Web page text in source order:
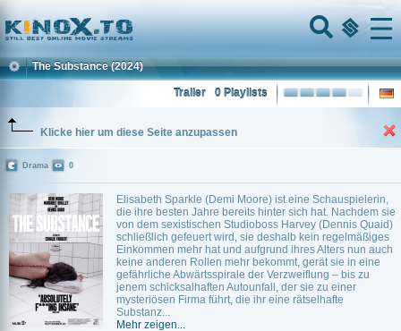
Home
Menu
The Substance (2024)
0 Playlists
Trailer
Klicke hier um diese Seite anzupassen
Elisabeth Sparkle (Demi Moore) ist eine Schauspielerin,
die ihre besten Jahre bereits hinter sich hat. Nachdem sie
von dem sexistischen Studioboss Harvey (Dennis Quaid)
schließlich gefeuert wird, sie deshalb kein regelmäßiges
Einkommen mehr hat und aufgrund ihres Alters nun auch
keine anderen Rollen mehr bekommt, gerät sie in eine
gefährliche Abwärtsspirale der Verzweiflung – bis zu
jenem schicksalhaften Autounfall, der sie zu einer
mysteriösen Firma führt, die ihr eine rätselhafte
Substanz...
Mehr zeigen...
Drama 0